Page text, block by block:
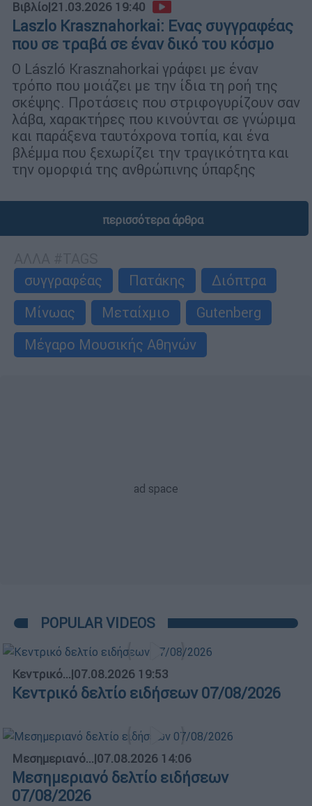
Βιβλίο|21.03.2026 19:40
Laszlo Krasznahorkai: Ενας συγγραφέας
που σε τραβά σε έναν δικό του κόσμο
Ο László Krasznahorkai γράφει με έναν
τρόπο που μοιάζει με την ίδια τη ροή της
σκέψης. Προτάσεις που στριφογυρίζουν σαν
λάβα, χαρακτήρες που κινούνται σε γνώριμα
και παράξενα ταυτόχρονα τοπία, και ένα
βλέμμα που ξεχωρίζει την τραγικότητα και
την ομορφιά της ανθρώπινης ύπαρξης
περισσότερα άρθρα
συγγραφέας
Πατάκης
Διόπτρα
Μίνωας
Μεταίχμιο
Gutenberg
Μέγαρο Μουσικής Αθηνών
POPULAR VIDEOS
Κεντρικό...|07.08.2026 19:53
Κεντρικό δελτίο ειδήσεων 07/08/2026
Μεσημεριανό...|07.08.2026 14:06
Μεσημεριανό δελτίο ειδήσεων
07/08/2026